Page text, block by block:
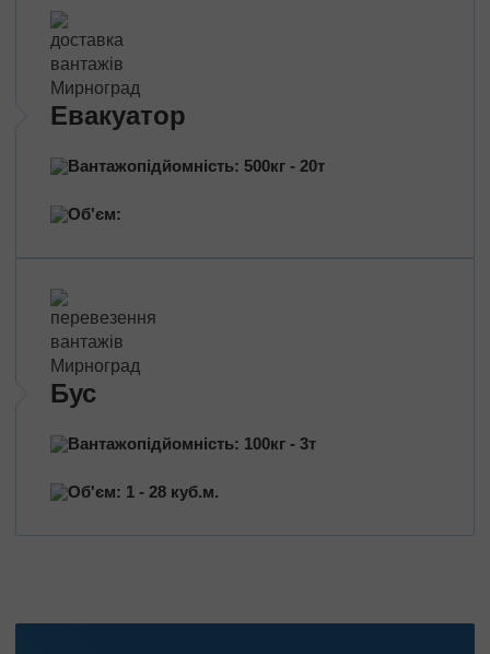
Евакуатор
Вантажопідйомність: 500кг - 20т
Об'єм:
Бус
Вантажопідйомність: 100кг - 3т
Об'єм: 1 - 28 куб.м.